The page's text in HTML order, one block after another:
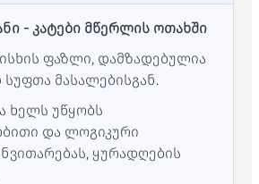
- კატები მწერლის ოთახში
ფაზლი, დამზადებულია
მასალებისგან.
ხელს უწყობს
და ლოგიკური
ყურადღების